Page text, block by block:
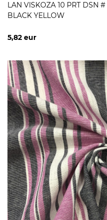
LAN VISKOZA 10 PRT DSN
BLACK YELLOW
5,82 eur